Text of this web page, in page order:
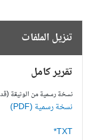
تنزيل الملفات
تقرير كامل
نسخة رسمية من الوثيقة (قد
نسخة رسمية (PDF)
TXT*